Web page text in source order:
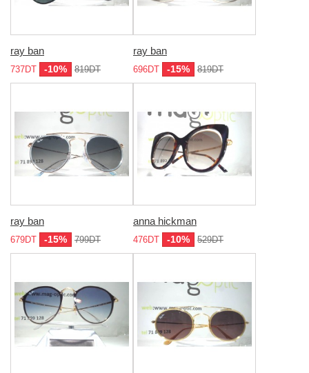
ray ban
737DT -10% 819DT
ray ban
696DT -15% 819DT
ray ban
679DT -15% 799DT
anna hickman
476DT -10% 529DT